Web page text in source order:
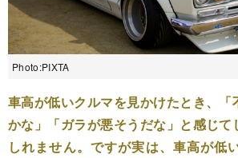
Photo:PIXTA
車高が低いクルマを見かけたとき、
かな」「ガラが悪そうだな」と感じて
しれません。ですが実は、車高が低